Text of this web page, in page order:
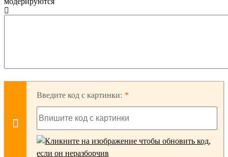
Введите код с картинки: